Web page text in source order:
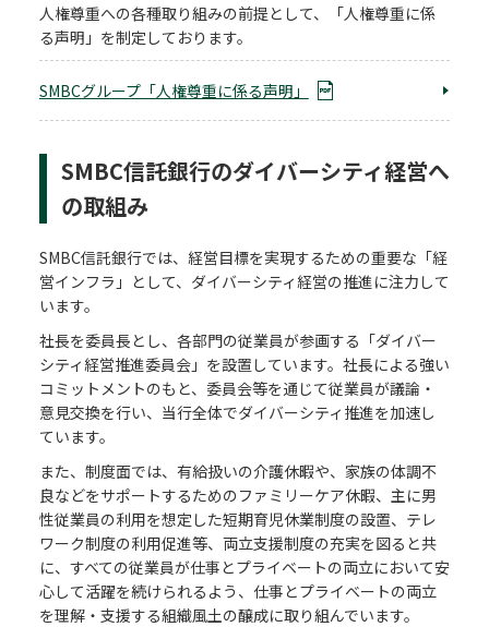
人権尊重への各種取り組みの前提として、「人権尊重に係
る声明」を制定しております。
SMBCグループ「人権尊重に係る声明」
SMBC信託銀行のダイバーシティ経営へ
の取組み
SMBC信託銀行では、経営目標を実現するための重要な「経
営インフラ」として、ダイバーシティ経営の推進に注力して
います。
社長を委員長とし、各部門の従業員が参画する「ダイバー
シティ経営推進委員会」を設置しています。社長による強い
コミットメントのもと、委員会等を通じて従業員が議論・
意見交換を行い、当行全体でダイバーシティ推進を加速し
ています。
また、制度面では、有給扱いの介護休暇や、家族の体調不
良などをサポートするためのファミリーケア休暇、主に男
性従業員の利用を想定した短期育児休業制度の設置、テレ
ワーク制度の利用促進等、両立支援制度の充実を図ると共
に、すべての従業員が仕事とプライベートの両立において安
心して活躍を続けられるよう、仕事とプライベートの両立
を理解・支援する組織風土の醸成に取り組んでいます。